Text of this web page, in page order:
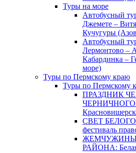
Туры на море
Автобусный
Джемете –
Кучугуры
Автобусный
Лермонтово –
Кабардинка –
море)
Туры по Пермскому краю
Туры по Пермскому
ПРАЗДНИК
ЧЕРНИЧНОГО
СВЕТ
фестиваль
ЖЕМЧУЖИНЫ
РАЙОНА: Белая